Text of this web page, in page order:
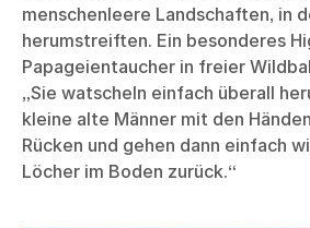
menschenleere Landschaften, in
herumstreiften. Ein besonderes
Papageientaucher in freier
„Sie watscheln einfach überall
kleine alte Männer mit den
Rücken und gehen dann einfach
Löcher im Boden zurück.“